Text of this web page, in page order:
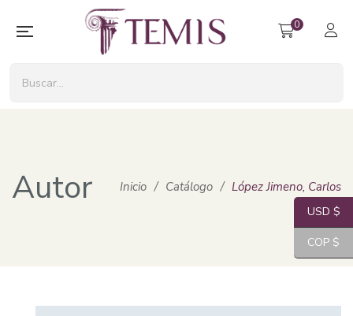
0
Autor Inicio / Catálogo / López Jimeno, Carlos
USD $
COP $